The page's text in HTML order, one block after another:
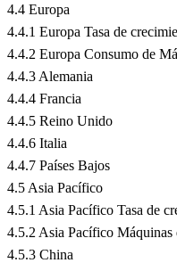
4.4 Europa
4.4.1 Europa Tasa de
4.4.2 Europa Consumo de
4.4.3 Alemania
4.4.4 Francia
4.4.5 Reino Unido
4.4.6 Italia
4.4.7 Países Bajos
4.5 Asia Pacífico
4.5.1 Asia Pacífico Tasa de
4.5.2 Asia Pacífico Máquinas
4.5.3 China